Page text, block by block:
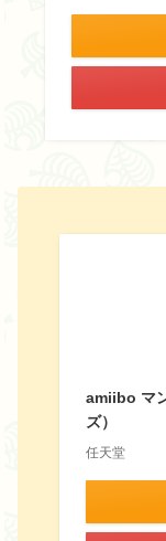
amiibo マ
ズ）
任天堂